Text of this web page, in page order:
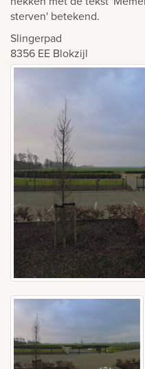
sterven' betekend.
Slingerpad
8356 EE Blokzijl